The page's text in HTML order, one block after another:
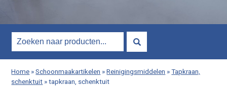
Home»Schoonmaakartikelen»Reinigingsmiddelen»Tapkraan,
schenktuit»tapkraan, schenktuit